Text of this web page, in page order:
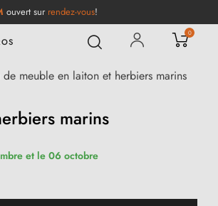
ouvert sur rendez-vous!
0
de meuble en laiton et herbiers marins
marins
et le 06 octobre